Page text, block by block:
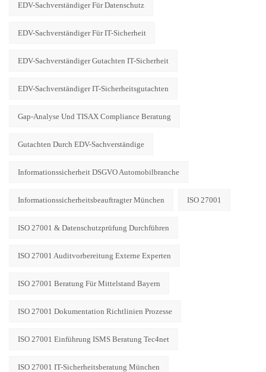
EDV-Sachverständiger Für Datenschutz
EDV-Sachverständiger Für IT-Sicherheit
EDV-Sachverständiger Gutachten IT-Sicherheit
EDV-Sachverständiger IT-Sicherheitsgutachten
Gap-Analyse Und TISAX Compliance Beratung
Gutachten Durch EDV-Sachverständige
Informationssicherheit DSGVO Automobilbranche
Informationssicherheitsbeauftragter München ISO 27001
ISO 27001 & Datenschutzprüfung Durchführen
ISO 27001 Auditvorbereitung Externe Experten
ISO 27001 Beratung Für Mittelstand Bayern
ISO 27001 Dokumentation Richtlinien Prozesse
ISO 27001 Einführung ISMS Beratung Tec4net
ISO 27001 IT-Sicherheitsberatung München